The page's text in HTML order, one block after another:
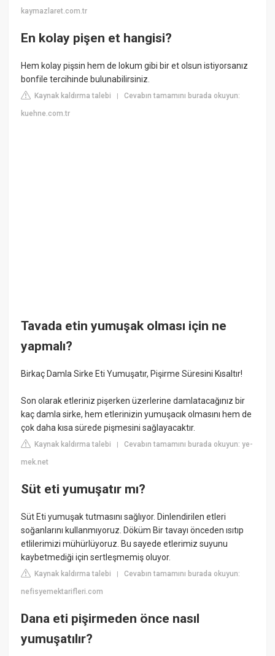
kaymazlaret.com.tr
En kolay pişen et hangisi?
Hem kolay pişsin hem de lokum gibi bir et olsun istiyorsanız
bonfile tercihinde bulunabilirsiniz.
Kaynak kaldırma talebi |Cevabın tamamını burada okuyun:
kuehne.com.tr
Tavada etin yumuşak olması için ne
yapmalı?
Birkaç Damla Sirke Eti Yumuşatır, Pişirme Süresini Kısaltır!
Son olarak etleriniz pişerken üzerlerine damlatacağınız bir
kaç damla sirke, hem etlerinizin yumuşacık olmasını hem de
çok daha kısa sürede pişmesini sağlayacaktır.
Kaynak kaldırma talebi |Cevabın tamamını burada okuyun: ye-
mek.net
Süt eti yumuşatır mı?
Süt Eti yumuşak tutmasını sağlıyor. Dinlendirilen etleri
soğanlarını kullanmıyoruz. Döküm Bir tavayı önceden ısıtıp
etlilerimizi mühürlüyoruz. Bu sayede etlerimiz suyunu
kaybetmediği için sertleşmemiş oluyor.
Kaynak kaldırma talebi |Cevabın tamamını burada okuyun:
nefisyemektarifleri.com
Dana eti pişirmeden önce nasıl
yumuşatılır?